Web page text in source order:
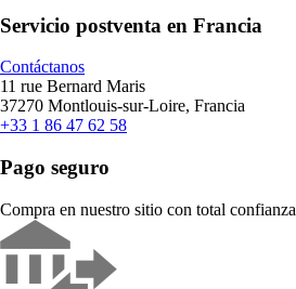
Servicio postventa en Francia
Contáctanos
11 rue Bernard Maris
37270 Montlouis-sur-Loire, Francia
+33 1 86 47 62 58
Pago seguro
Compra en nuestro sitio con total confianza